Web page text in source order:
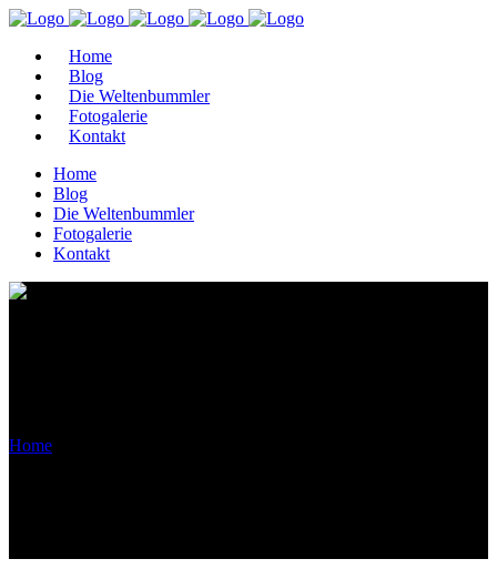
Home
Blog
Die Weltenbummler
Fotogalerie
Kontakt
Home
Blog
Die Weltenbummler
Fotogalerie
Kontakt
Home